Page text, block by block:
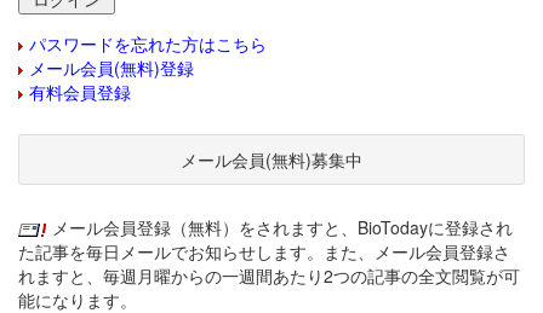
パスワードを忘れた方はこちら
メール会員(無料)登録
有料会員登録
メール会員(無料)募集中
メール会員登録（無料）をされますと、BioTodayに登録され
た記事を毎日メールでお知らせします。また、メール会員登録さ
れますと、毎週月曜からの一週間あたり2つの記事の全文閲覧が可
能になります。